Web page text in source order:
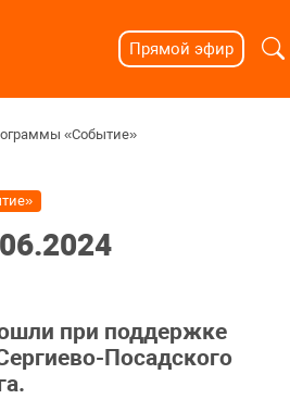
Прямой эфир
«Событие»
при поддержке
Посадского